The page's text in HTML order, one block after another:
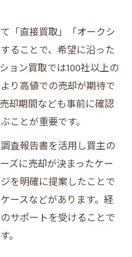
「直接買取」「オークシ
ることで、希望に沿った
ョン買取では100社以上の
り高値での売却が期待で
却期間なども事前に確認
ことが重要です。
査報告書を活用し買主の
ズに売却が決まったケー
を明確に提案したことで
ースなどがあります。経
サポートを受けることで
。